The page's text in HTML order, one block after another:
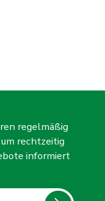
regelmäßig
rechtzeitig
informiert